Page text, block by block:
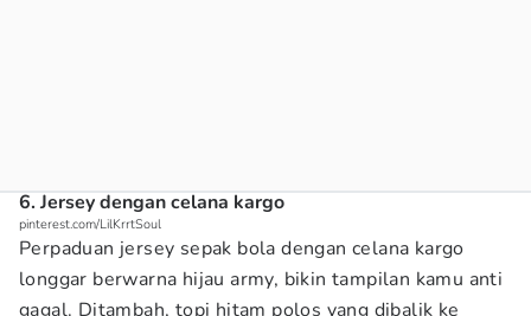
6. Jersey dengan celana kargo
pinterest.com/LilKrrtSoul
Perpaduan jersey sepak bola dengan celana kargo
longgar berwarna hijau army, bikin tampilan kamu anti
gagal. Ditambah, topi hitam polos yang dibalik ke